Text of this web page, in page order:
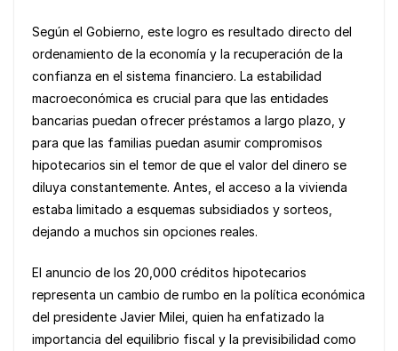
Según el Gobierno, este logro es resultado directo del
ordenamiento de la economía y la recuperación de la
confianza en el sistema financiero. La estabilidad
macroeconómica es crucial para que las entidades
bancarias puedan ofrecer préstamos a largo plazo, y
para que las familias puedan asumir compromisos
hipotecarios sin el temor de que el valor del dinero se
diluya constantemente. Antes, el acceso a la vivienda
estaba limitado a esquemas subsidiados y sorteos,
dejando a muchos sin opciones reales.
El anuncio de los 20,000 créditos hipotecarios
representa un cambio de rumbo en la política económica
del presidente Javier Milei, quien ha enfatizado la
importancia del equilibrio fiscal y la previsibilidad como